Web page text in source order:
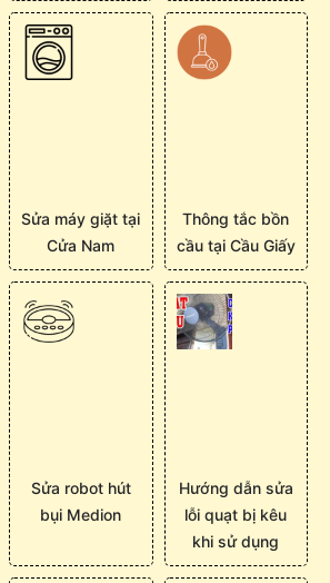
Sửa máy giặt tại
Cửa Nam
Thông tắc bồn
cầu tại Cầu Giấy
Sửa robot hút
bụi Medion
Hướng dẫn sửa
lỗi quạt bị kêu
khi sử dụng